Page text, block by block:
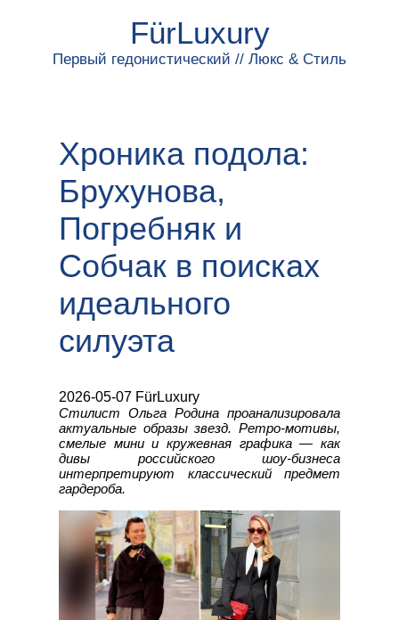
FürLuxury
Первый гедонистический // Люкс & Стиль
Хроника подола:
Брухунова,
Погребняк и
Собчак в поисках
идеального
силуэта
2026-05-07 FürLuxury
Стилист Ольга Родина проанализировала
актуальные образы звезд. Ретро-мотивы,
смелые мини и кружевная графика — как
дивы российского шоу-бизнеса
интерпретируют классический предмет
гардероба.